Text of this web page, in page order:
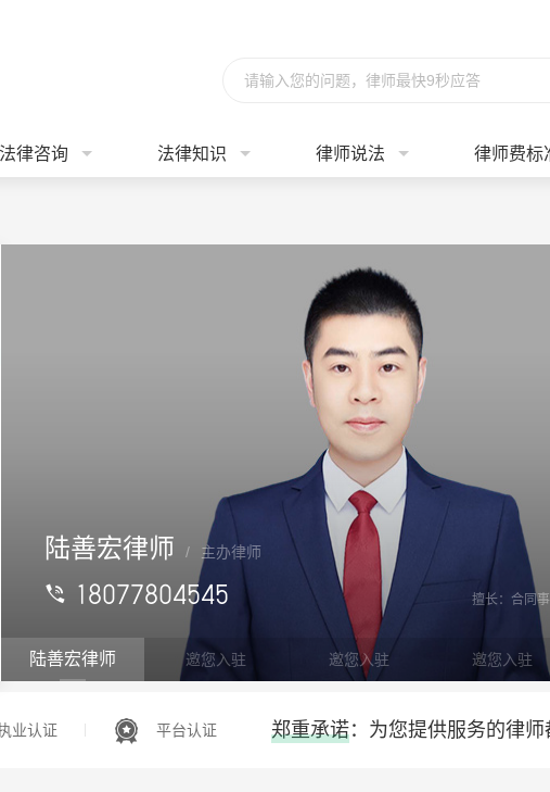
请输入您的问题，律师最快9秒应答
法律咨询 法律知识 律师说法 律师费标
陆善宏律师 / 主办律师
18077804545 擅长：合同
陆善宏律师 邀您入驻 邀您入驻 邀您入驻
业认证 平台认证 郑重承诺：为您提供服务的律师